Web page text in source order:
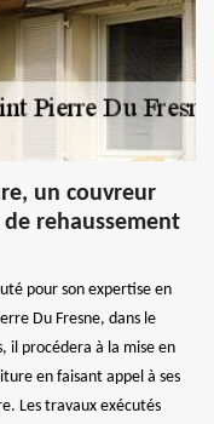
un couvreur
rehaussement
pour son expertise en
Du Fresne, dans le
il procédera à la mise en
en faisant appel à ses
Les travaux exécutés